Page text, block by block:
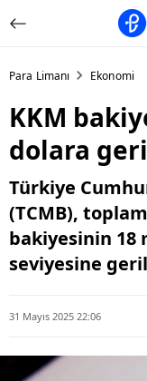
Para Limanı Ekonomi
KKM
dolara
Türkiye
(TCMB),
bakiyesinin 18
seviyesine
31 Mayıs 2025 22:06